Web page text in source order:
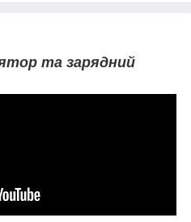
та зарядний